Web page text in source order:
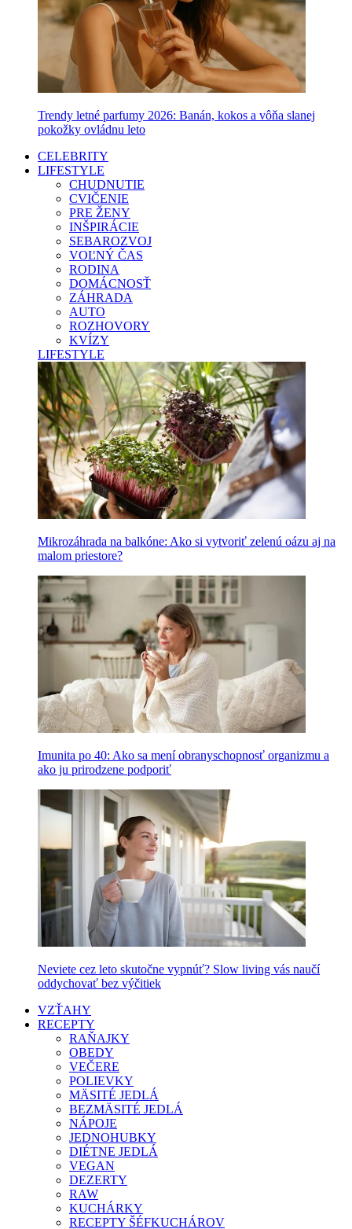
Trendy letné parfumy 2026: Banán, kokos a vôňa slanej
pokožky ovládnu leto
CELEBRITY
LIFESTYLE
CHUDNUTIE
CVIČENIE
PRE ŽENY
INŠPIRÁCIE
SEBAROZVOJ
VOĽNÝ ČAS
RODINA
DOMÁCNOSŤ
ZÁHRADA
AUTO
ROZHOVORY
KVÍZY
LIFESTYLE
Mikrozáhrada na balkóne: Ako si vytvoriť zelenú oázu aj na
malom priestore?
Imunita po 40: Ako sa mení obranyschopnosť organizmu a
ako ju prirodzene podporiť
Neviete cez leto skutočne vypnúť? Slow living vás naučí
oddychovať bez výčitiek
VZŤAHY
RECEPTY
RAŇAJKY
OBEDY
VEČERE
POLIEVKY
MÄSITÉ JEDLÁ
BEZMÄSITÉ JEDLÁ
NÁPOJE
JEDNOHUBKY
DIÉTNE JEDLÁ
VEGAN
DEZERTY
RAW
KUCHÁRKY
RECEPTY ŠÉFKUCHÁROV